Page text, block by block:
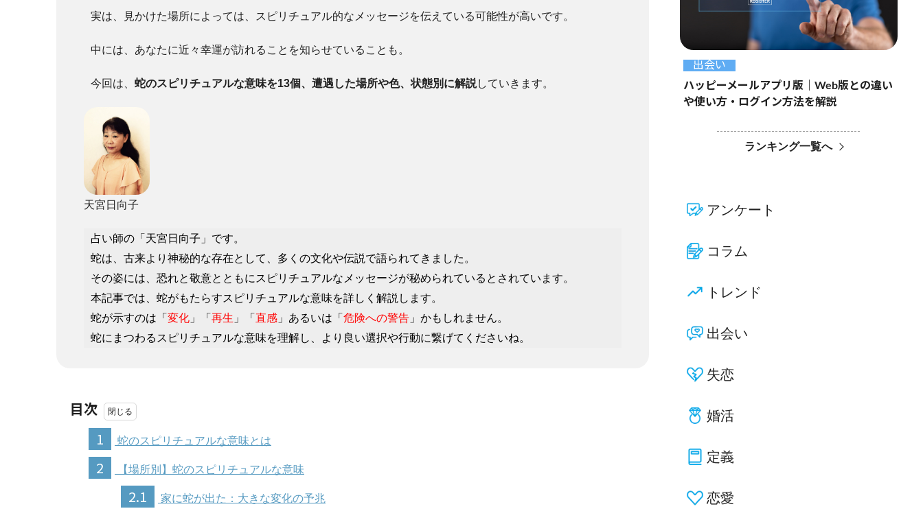
実は、見かけた場所によっては、スピリチュアル的なメッセージを伝えている可能性が高いです。
中には、あなたに近々幸運が訪れることを知らせていることも。
今回は、 蛇のスピリチュアルな意味を13個、遭遇した場所や色、状態別に解説していきます。
天宮日向子
占い師の「天宮日向子」です。
蛇は、古来より神秘的な存在として、多くの文化や伝説で語られてきました。
その姿には、恐れと敬意とともにスピリチュアルなメッセージが秘められているとされています。
本記事では、蛇がもたらすスピリチュアルな意味を詳しく解説します。
蛇が示すのは「 変化 」「 再生 」「 直感 」あるいは「 危険への警告 」かもしれません。
蛇にまつわるスピリチュアルな意味を理解し、より良い選択や行動に繋げてくださいね。
目次
1
蛇のスピリチュアルな意味とは
2 【場所別】蛇のスピリチュアルな意味
2.1 家に蛇が出た：大きな変化の予兆
出会い
ハッピーメールアプリ版｜Web版との違い
や使い方・ログイン方法を解説
ランキング一覧へ
アンケート
コラム
トレンド
出会い
失恋
婚活
定義
恋愛